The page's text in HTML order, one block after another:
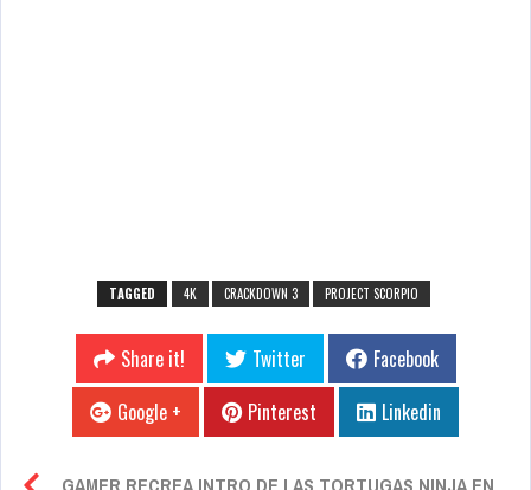
TAGGED 4K CRACKDOWN 3 PROJECT SCORPIO
Share it! Twitter
Facebook
Google +
Pinterest Linkedin